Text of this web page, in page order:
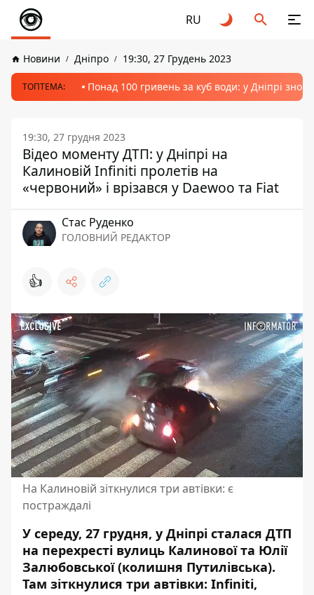
RU
Новини Дніпро 19:30, 27 Грудень 2023
ТОПТЕМА: Понад 100 гривень за куб води: у Дніпрі
19:30, 27 грудня 2023
Відео моменту ДТП: у Дніпрі на
Калиновій Infiniti пролетів на
«червоний» і врізався у Daewoo та Fiat
Стас Руденко
ГОЛОВНИЙ РЕДАКТОР
👍
На Калиновій зіткнулися три автівки: є
постраждалі
У середу, 27 грудня, у Дніпрі сталася ДТП
на перехресті вулиць Калинової та Юлії
Залюбовської (колишня Путилівська).
Там зіткнулися три автівки: Infiniti,